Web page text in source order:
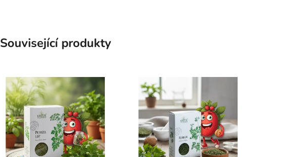
Související produkty